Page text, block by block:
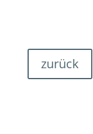
zurück